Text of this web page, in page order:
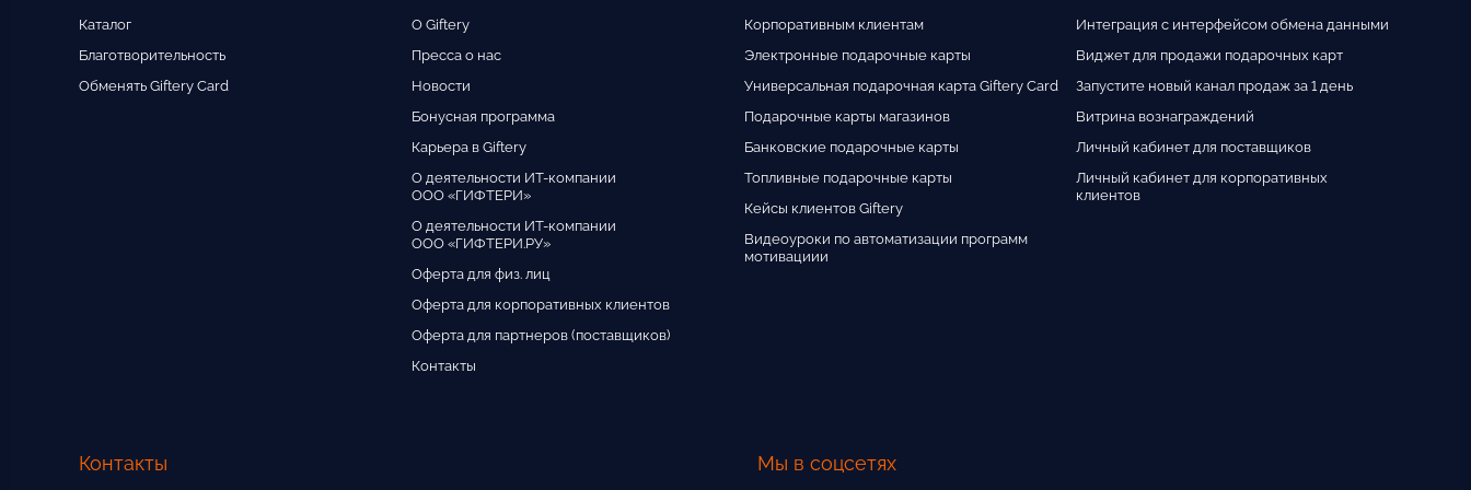
Каталог
Благотворительность
Обменять Giftery Card
Корпоративным клиентам
Электронные подарочные карты
Универсальная подарочная карта Giftery Card
Подарочные карты магазинов
Банковские подарочные карты
Топливные подарочные карты
Кейсы клиентов Giftery
Видеоуроки по автоматизации программ
мотивациии
Интеграция с интерфейсом обмена данными
Виджет для продажи подарочных карт
Запустите новый канал продаж за 1 день
Витрина вознаграждений
Личный кабинет для поставщиков
Личный кабинет для корпоративных
клиентов
О Giftery
Пресса о нас
Новости
Бонусная программа
Карьера в Giftery
О деятельности ИТ-компании
ООО «ГИФТЕРИ»
О деятельности ИТ-компании
ООО «ГИФТЕРИ.РУ»
Оферта для физ. лиц
Оферта для корпоративных клиентов
Оферта для партнеров (поставщиков)
Контакты
Контакты Мы в соцсетях